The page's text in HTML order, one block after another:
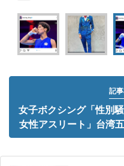
記
女子ボクシング「性別
女性アスリート」台湾